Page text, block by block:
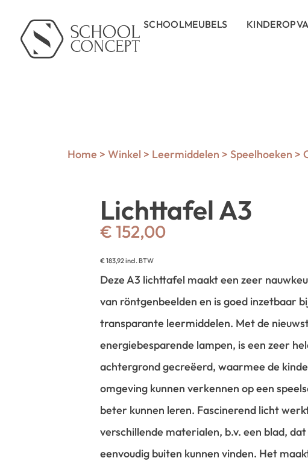
SCHOOLMEUBELS
Home > Winkel > Leermiddelen > Speelhoeken >
Lichttafel A3
€ 152,00
€183,92incl. BTW
Deze A3 lichttafel maakt een zeer
van röntgenbeelden en is goed inzetbaar
transparante leermiddelen. Met de
energiebesparende lampen, is een zeer
achtergrond gecreëerd, waarmee de
omgeving kunnen verkennen op een
beter kunnen leren. Fascinerend licht
verschillende materialen, b.v. een blad,
eenvoudig buiten kunnen vinden. Het